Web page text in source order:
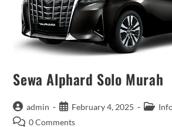
Sewa Alphard Solo Murah
Post
author:
admin
Post
published:
February 4, 2025
Post
Post0 Comments